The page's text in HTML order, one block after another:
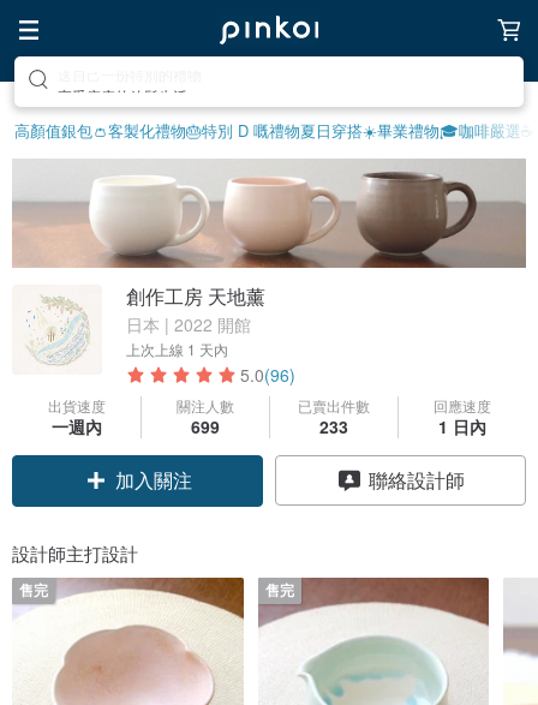
高顏值銀包👛客製化禮物🎂特別 D 嘅禮物夏日穿搭☀️畢業禮物🎓咖啡嚴選☕️
創作工房 天地薰
日本 | 2022 開館
上次上線 1 天內
5.0(96)
出貨速度
一週內
關注人數
699
已賣出件數
233
回應速度
1 日內
加入關注 聯絡設計師
設計師主打設計
售完 售完